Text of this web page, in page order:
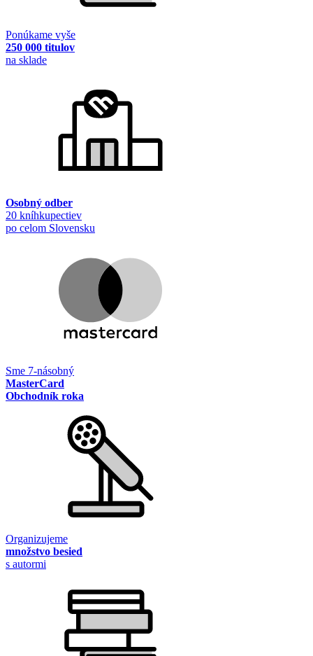
Ponúkame vyše
250 000 titulov
na sklade
Osobný odber
20 kníhkupectiev
po celom Slovensku
Sme 7-násobný
MasterCard
Obchodník roka
Organizujeme
množstvo besied
s autormi